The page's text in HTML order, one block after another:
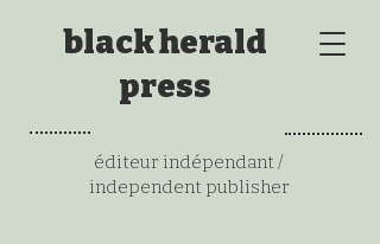
black herald
press
éditeur indépendant /
independent publisher